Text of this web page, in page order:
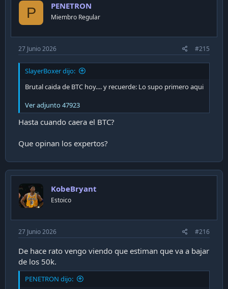
P PENETRON
Miembro Regular
27 Junio 2026 #215
SlayerBoxer dijo:
Brutal caida de BTC hoy.... y recuerde: Lo supo primero aqui
Ver adjunto 47923
Hasta cuando caera el BTC?
Que opinan los expertos?
KobeBryant
Estoico
27 Junio 2026 #216
De hace rato vengo viendo que estiman que va a bajar
de los 50k.
PENETRON dijo: